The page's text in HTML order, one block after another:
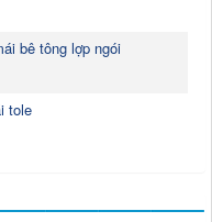
bê tông lợp ngói
tole